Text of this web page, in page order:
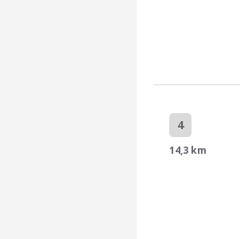
4
14,3 km